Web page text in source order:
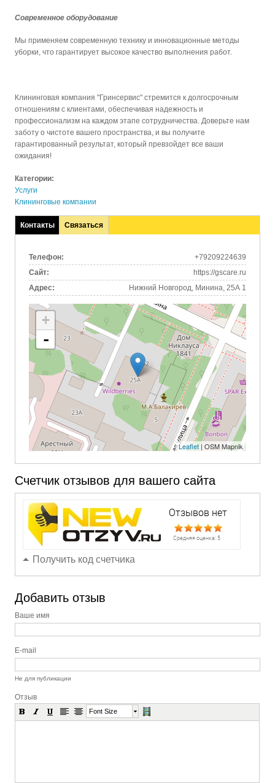
Современное оборудование
Мы применяем современную технику и инновационные методы
уборки, что гарантирует высокое качество выполнения работ.
Клининговая компания "Гринсервис" стремится к долгосрочным
отношениям с клиентами, обеспечивая надежность и
профессионализм на каждом этапе сотрудничества. Доверьте нам
заботу о чистоте вашего пространства, и вы получите
гарантированный результат, который превзойдет все ваши
ожидания!
Категории:
Услуги
Клининговые компании
Контакты
(активная
Связаться
Телефон:
+79209224639
Сайт:
https://gscare.ru
Адрес:
Нижний Новгород, Минина, 25А 1
+
-
Leaflet| OSM Mapnik
Счетчик отзывов для вашего сайта
Получить код счетчика
Добавить отзыв
Ваше имя
E-mail
Не для публикации
Отзыв
Font Size